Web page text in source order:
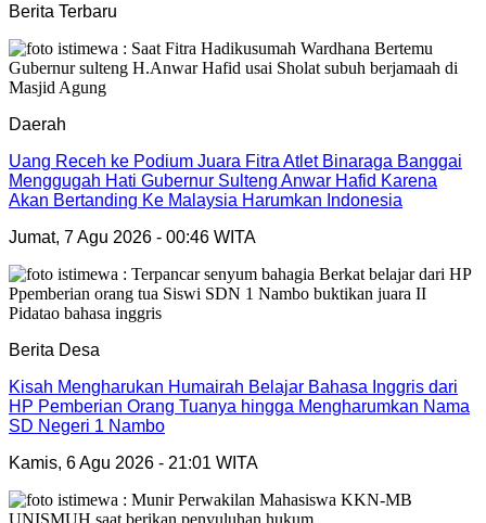
Berita Terbaru
Daerah
Uang Receh ke Podium Juara Fitra Atlet Binaraga Banggai
Menggugah Hati Gubernur Sulteng Anwar Hafid Karena
Akan Bertanding Ke Malaysia Harumkan Indonesia
Jumat, 7 Agu 2026 - 00:46 WITA
Berita Desa
Kisah Mengharukan Humairah Belajar Bahasa Inggris dari
HP Pemberian Orang Tuanya hingga Mengharumkan Nama
SD Negeri 1 Nambo
Kamis, 6 Agu 2026 - 21:01 WITA